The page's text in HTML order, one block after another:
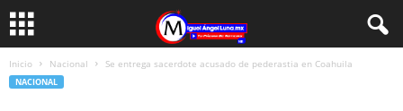
Inicio Nacional Se entrega sacerdote acusado de pederastia en Coahuila
NACIONAL